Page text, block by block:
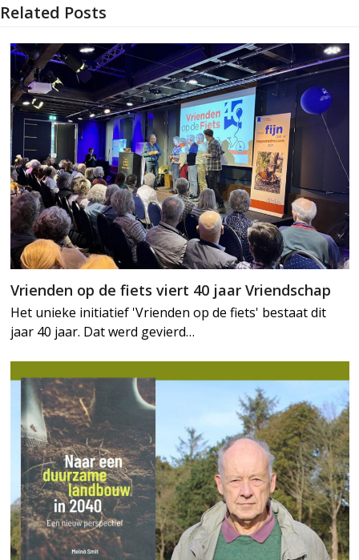
Related Posts
Vrienden op de fiets viert 40 jaar Vriendschap
Het unieke initiatief 'Vrienden op de fiets' bestaat dit
jaar 40 jaar. Dat werd gevierd…